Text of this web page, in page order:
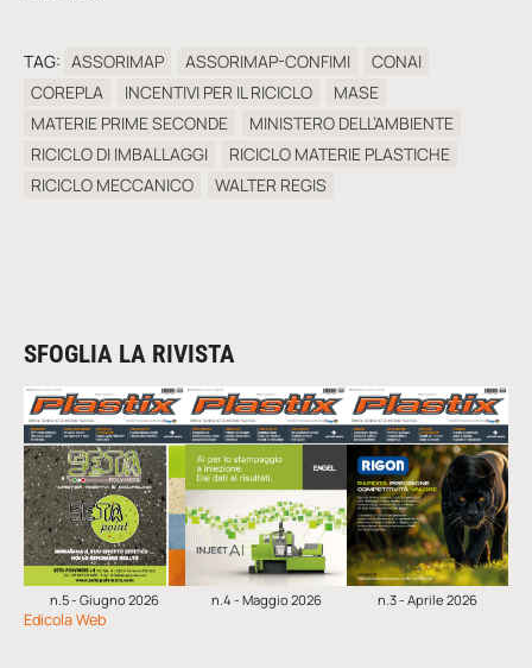
TAG: ASSORIMAP ASSORIMAP-CONFIMI
CONAI
COREPLA
INCENTIVI PER IL RICICLO
MASE
MATERIE PRIME SECONDE
MINISTERO DELL’AMBIENTE
RICICLO DI IMBALLAGGI
RICICLO MATERIE PLASTICHE
RICICLO MECCANICO
WALTER REGIS
SFOGLIA LA RIVISTA
n.5 - Giugno 2026 n.4 - Maggio 2026 n.3 - Aprile 2026
Edicola Web